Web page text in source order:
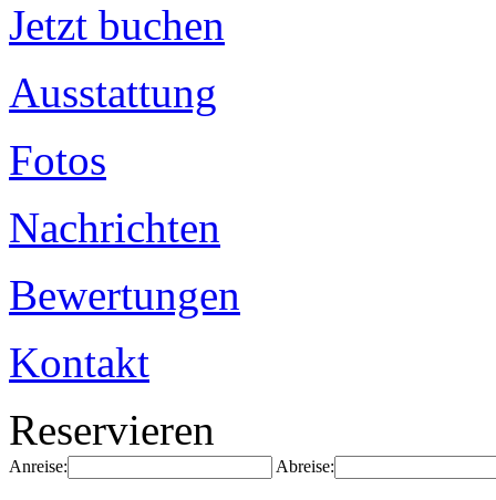
Jetzt buchen
Ausstattung
Fotos
Nachrichten
Bewertungen
Kontakt
Reservieren
Anreise: Abreise: